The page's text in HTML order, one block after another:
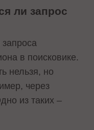
ли запрос
в поисковике.
нельзя, но
через
из таких –